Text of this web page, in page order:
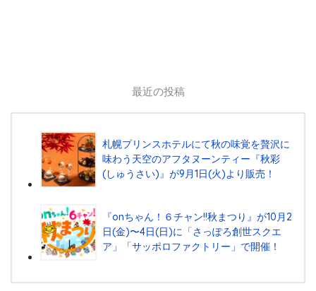
最近の投稿
札幌プリンスホテルにて秋の味覚を贅沢に
味わう天空のアフタヌーンティー『秋彩
(しゅうさい)』が9月1日(火)より販売！
『onちゃん！６チャン!!秋まつり』が10月2
日(金)〜4日(日)に「さっぽろ創世スクエ
ア」「サッポロファクトリー」で開催！